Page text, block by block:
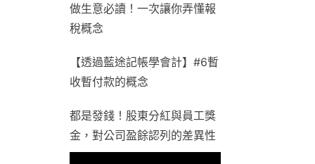
做生意必讀！一次讓你弄懂報
稅概念
【透過藍途記帳學會計】#6暫
收暫付款的概念
都是發錢！股東分紅與員工獎
金，對公司盈餘認列的差異性